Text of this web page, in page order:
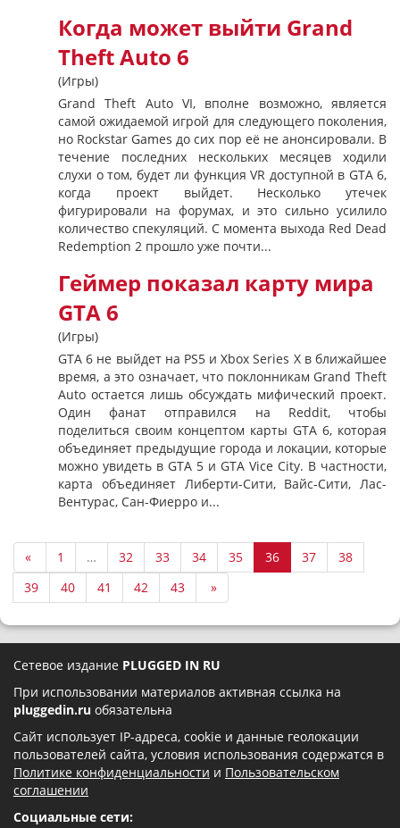
Когда может выйти Grand
Theft Auto 6
(Игры)
Grand Theft Auto VI, вполне возможно, является
самой ожидаемой игрой для следующего поколения,
но Rockstar Games до сих пор её не анонсировали. В
течение последних нескольких месяцев ходили
слухи о том, будет ли функция VR доступной в GTA 6,
когда проект выйдет. Несколько утечек
фигурировали на форумах, и это сильно усилило
количество спекуляций. С момента выхода Red Dead
Redemption 2 прошло уже почти...
Геймер показал карту мира
GTA 6
(Игры)
GTA 6 не выйдет на PS5 и Xbox Series X в ближайшее
время, а это означает, что поклонникам Grand Theft
Auto остается лишь обсуждать мифический проект.
Один фанат отправился на Reddit, чтобы
поделиться своим концептом карты GTA 6, которая
объединяет предыдущие города и локации, которые
можно увидеть в GTA 5 и GTA Vice City. В частности,
карта объединяет Либерти-Сити, Вайс-Сити, Лас-
Вентурас, Сан-Фиерро и...
« 1 … 32 33 34 35 36 37
38
39
40 41 42 43 »
Сетевое издание PLUGGED IN RU
При использовании материалов активная ссылка на
pluggedin.ru обязательна
Сайт использует IP-адреса, cookie и данные геолокации
пользователей сайта, условия использования содержатся в
Политике конфиденциальности и Пользовательском
соглашении
Социальные сети: